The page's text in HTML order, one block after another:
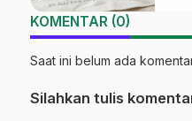
KOMENTAR (0)
Saat ini belum ada
Silahkan tulis